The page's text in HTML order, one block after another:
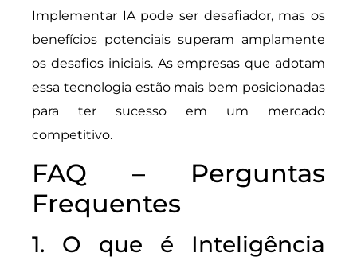
Implementar IA pode ser desafiador, mas os
benefícios potenciais superam amplamente
os desafios iniciais. As empresas que adotam
essa tecnologia estão mais bem posicionadas
para ter sucesso em um mercado
competitivo.
FAQ – Perguntas
Frequentes
1. O que é Inteligência